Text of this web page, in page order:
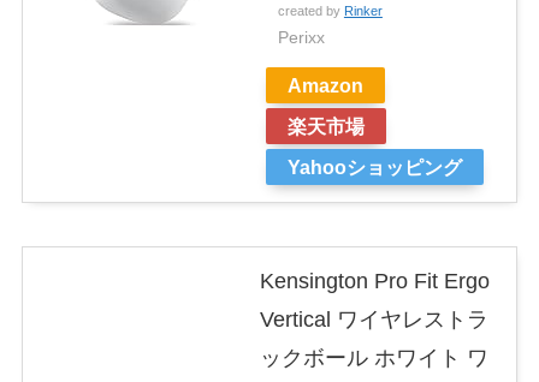
created by Rinker
Perixx
Amazon
楽天市場
Yahooショッピング
Kensington Pro Fit Ergo
Vertical ワイヤレストラ
ックボール ホワイト ワ